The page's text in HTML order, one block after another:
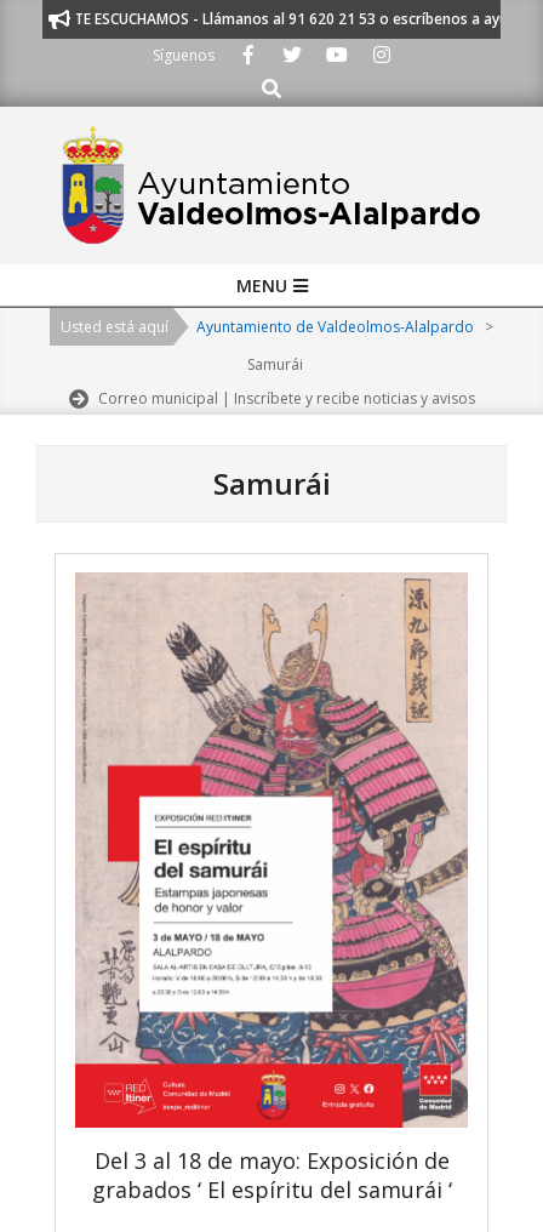
TE ESCUCHAMOS - Llámanos al 91 620 21 53 o escríbenos a
Síguenos
Buscar
Navigation
MENU
Usted está aquí Ayuntamiento de Valdeolmos-Alalpardo
>
Samurái
Correo municipal | Inscríbete y recibe noticias y avisos
Samurái
Del 3 al 18 de mayo: Exposición de
grabados ‘ El espíritu del samurái ‘